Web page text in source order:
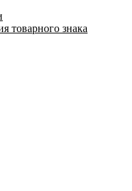
товарного знака